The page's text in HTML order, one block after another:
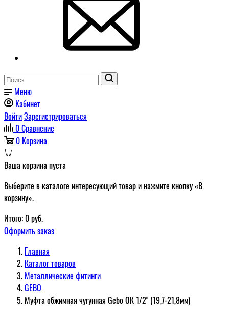
Меню
Кабинет
ВойтиЗарегистрироваться
0Сравнение
0 Корзина
Ваша корзина пуста
Выберите в каталоге интересующий товар и нажмите кнопку «В
корзину».
Итого: 0руб.
Оформить заказ
Главная
Каталог товаров
Металлические фитинги
GEBO
Муфта обжимная чугунная Gebo ОК 1/2" (19,7-21,8мм)